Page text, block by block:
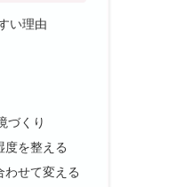
い理由
づくり
度を整える
わせて変える